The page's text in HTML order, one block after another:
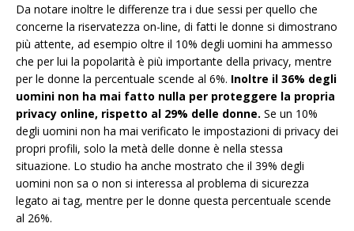
Da notare inoltre le differenze tra i due sessi per quello che
concerne la riservatezza on-line, di fatti le donne si dimostrano
più attente, ad esempio oltre il 10% degli uomini ha ammesso
che per lui la popolarità è più importante della privacy, mentre
per le donne la percentuale scende al 6%. Inoltre il 36% degli
uomini non ha mai fatto nulla per proteggere la propria
privacy online, rispetto al 29% delle donne. Se un 10%
degli uomini non ha mai verificato le impostazioni di privacy dei
propri profili, solo la metà delle donne è nella stessa
situazione. Lo studio ha anche mostrato che il 39% degli
uomini non sa o non si interessa al problema di sicurezza
legato ai tag, mentre per le donne questa percentuale scende
al 26%.